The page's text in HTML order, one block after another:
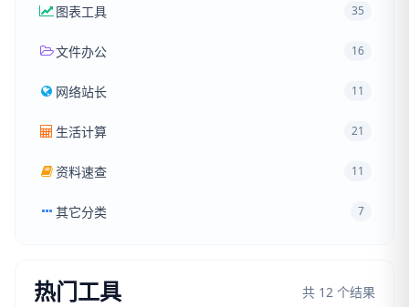
图表工具 35
文件办公 16
网络站长 11
生活计算 21
资料速查 11
其它分类 7
热门工具 共 12 个结果